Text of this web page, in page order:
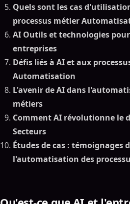
Quels sont les cas
processus métier
AI Outils et technologies
entreprises
Défis liés à AI et aux
Automatisation
L'avenir de AI dans
métiers
Comment AI révolutionne le
Secteurs
Études de cas : témoignages
l'automatisation des